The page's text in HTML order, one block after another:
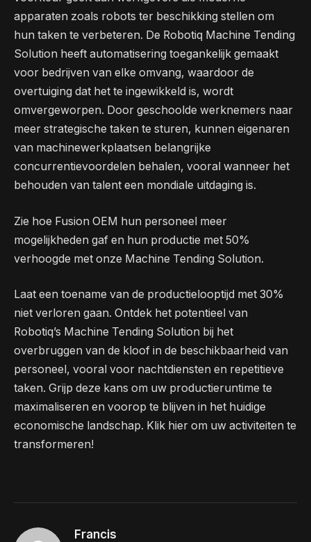
apparaten zoals robots ter beschikking stellen om
hun taken te verbeteren. De Robotiq Machine Tending
Solution heeft automatisering toegankelijk gemaakt
voor bedrijven van elke omvang, waardoor de
overtuiging dat het te ingewikkeld is, wordt
omvergeworpen. Door geschoolde werknemers naar
meer strategische taken te sturen, kunnen eigenaren
van machinewerkplaatsen belangrijke
concurrentievoordelen behalen, vooral wanneer het
behouden van talent een mondiale uitdaging is.
Zie hoe Fusion OEM hun personeel meer
mogelijkheden gaf en hun productie met 50%
verhoogde met onze Machine Tending Solution.
Laat een toename van de productielooptijd met 30%
niet verloren gaan. Ontdek het potentieel van
Robotiq’s Machine Tending Solution bij het
overbruggen van de kloof in de beschikbaarheid van
personeel, vooral voor nachtdiensten en repetitieve
taken. Grijp deze kans om uw productieruntime te
maximaliseren en voorop te blijven in het huidige
economische landschap. Klik hier om uw activiteiten te
transformeren!
Francis